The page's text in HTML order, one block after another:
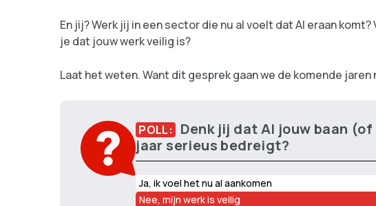
En jij? Werk jij in een sector die nu al voelt dat AI eraan
je dat jouw werk veilig is?
Laat het weten. Want dit gesprek gaan we de komende jaren
POLL:
Denk jij dat AI jouw baan
jaar serieus bedreigt?
Ja, ik voel het nu al aankomen
Nee, mijn werk is veilig